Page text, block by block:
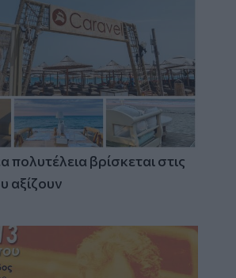
πολυτέλεια βρίσκεται στις
αξίζουν